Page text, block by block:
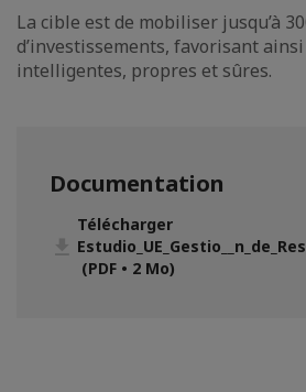
La cible est de mobiliser jusqu’à
d’investissements, favorisant
intelligentes, propres et sûres.
Documentation
Télécharger
(PDF • 2 Mo)